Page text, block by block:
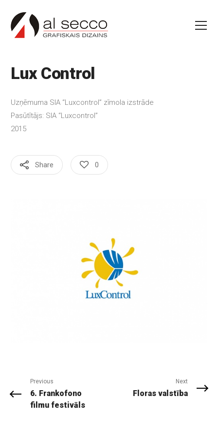
Lux Control
Uzņēmuma SIA “Luxcontrol” zīmola izstrāde
Pasūtītājs: SIA “Luxcontrol”
2015
Share 0
Previous
6. Frankofono
filmu festivāls
Next
Floras valstība